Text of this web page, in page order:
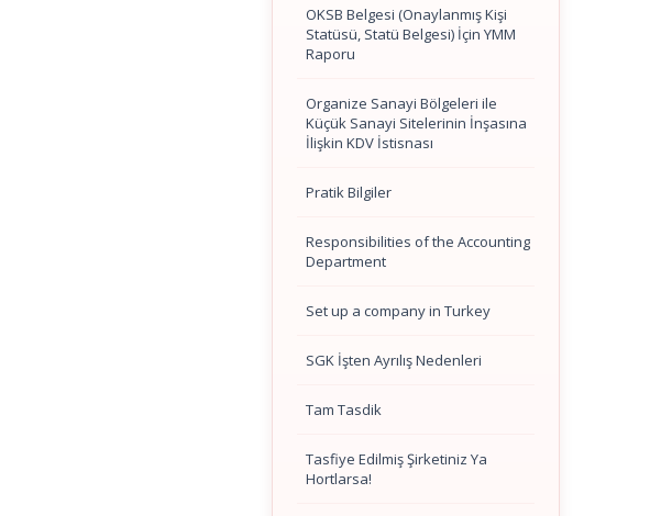
OKSB Belgesi (Onaylanmış Kişi
Statüsü, Statü Belgesi) İçin YMM
Raporu
Organize Sanayi Bölgeleri ile
Küçük Sanayi Sitelerinin İnşasına
İlişkin KDV İstisnası
Pratik Bilgiler
Responsibilities of the Accounting
Department
Set up a company in Turkey
SGK İşten Ayrılış Nedenleri
Tam Tasdik
Tasfiye Edilmiş Şirketiniz Ya
Hortlarsa!